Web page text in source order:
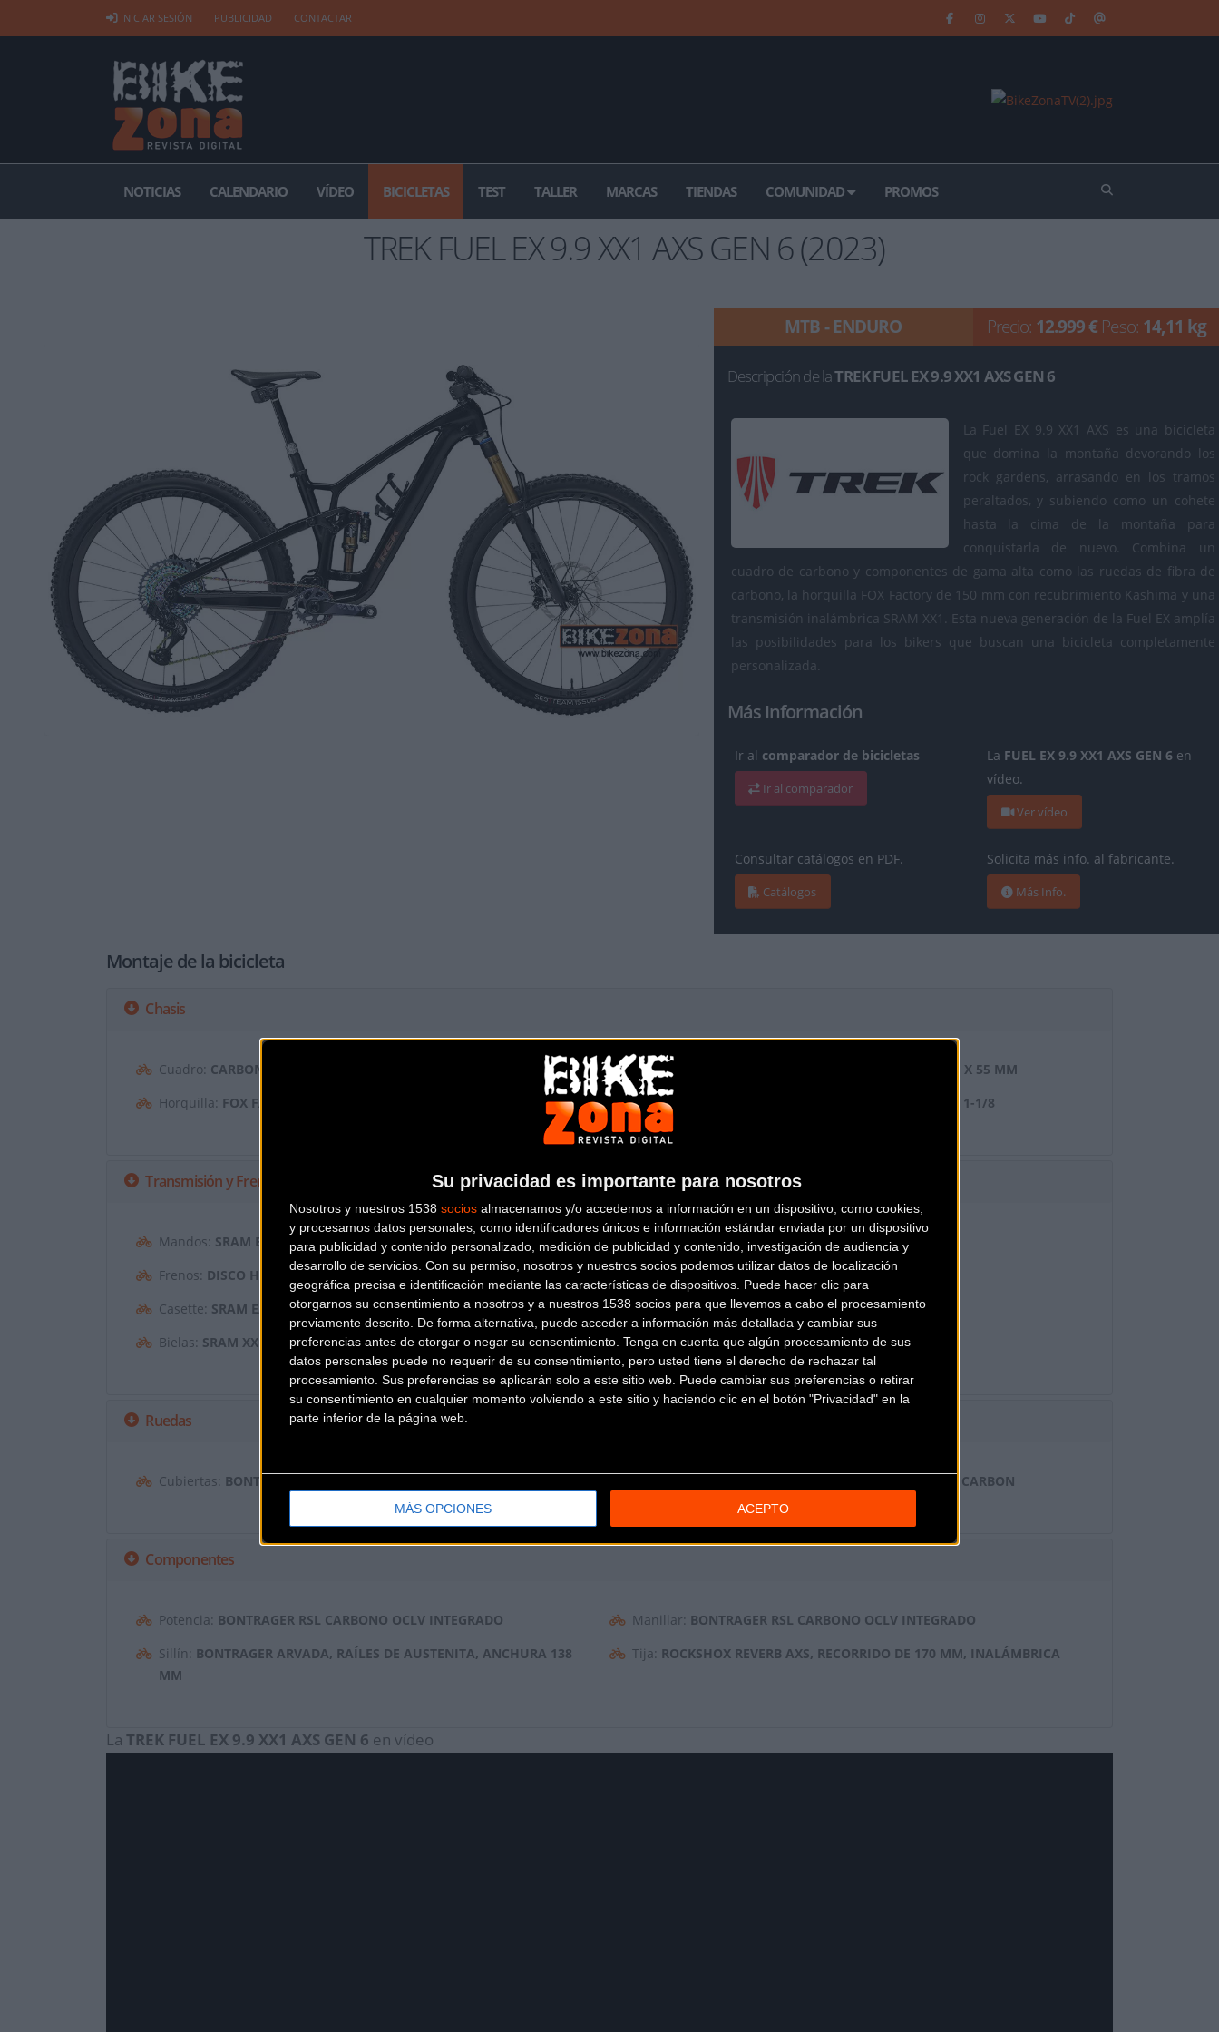
Su privacidad es importante para nosotros
Nosotros y nuestros 1538 socios almacenamos y/o accedemos a información en un dispositivo, como cookies,
y procesamos datos personales, como identificadores únicos e información estándar enviada por un dispositivo
para publicidad y contenido personalizado, medición de publicidad y contenido, investigación de audiencia y
desarrollo de servicios. Con su permiso, nosotros y nuestros socios podemos utilizar datos de localización
geográfica precisa e identificación mediante las características de dispositivos. Puede hacer clic para
otorgarnos su consentimiento a nosotros y a nuestros 1538 socios para que llevemos a cabo el procesamiento
previamente descrito. De forma alternativa, puede acceder a información más detallada y cambiar sus
preferencias antes de otorgar o negar su consentimiento. Tenga en cuenta que algún procesamiento de sus
datos personales puede no requerir de su consentimiento, pero usted tiene el derecho de rechazar tal
procesamiento. Sus preferencias se aplicarán solo a este sitio web. Puede cambiar sus preferencias o retirar
su consentimiento en cualquier momento volviendo a este sitio y haciendo clic en el botón "Privacidad" en la
parte inferior de la página web.
MÁS OPCIONES ACEPTO
INICIAR SESIÓN PUBLICIDAD CONTACTAR
NOTICIAS CALENDARIO VÍDEO BICICLETAS TEST TALLER MARCAS TIENDAS COMUNIDAD PROMOS
TREK FUEL EX 9.9 XX1 AXS GEN 6 (2023)
MTB - ENDURO Precio: 12.999 €Peso: 14,11 kg
Descripción de laTREK FUEL EX 9.9 XX1 AXS GEN 6
La Fuel EX 9.9 XX1 AXS es una bicicleta
que domina la montaña devorando los
rock gardens, arrasando en los tramos
peraltados, y subiendo como un cohete
hasta la cima de la montaña para
conquistarla de nuevo. Combina un
cuadro de carbono y componentes de gama alta como las ruedas de fibra de
carbono, la horquilla FOX Factory de 150 mm con recubrimiento Kashima y una
transmisión inalámbrica SRAM XX1. Esta nueva generación de la Fuel EX amplía
las posibilidades para los bikers que buscan una bicicleta completamente
personalizada.
Más Información
Ir al comparador de bicicletas
Ir al comparador
La FUEL EX 9.9 XX1 AXS GEN 6en
vídeo.
Ver vídeo
Consultar catálogos en PDF.
Catálogos
Solicita más info. al fabricante.
Más Info.
Montaje de la bicicleta
Chasis
Cuadro: CARBONO OCLV MOUNTAIN Amortiguador:
FOX PERFORMANCE FLOAT X, 185 MM X 55 MM
Horquilla: FOX FACTORY 36 FLOAT EVOL 150 MM Dirección: RODAMIENTO DE CARTUCHO INTEGRADO, 1-1/8
Transmisión y Frenos
Mandos: SRAM EAGLE AXS, INALÁMBRICA, 12 V Cambio:SRAM XX1 EAGLE AXS
Frenos: DISCO HIDRÁULICO SRAM CODE RSC Manetas:DISCO HIDRÁULICO SRAM CODE RSC
Casette: SRAM EAGLE XG-1299, 10-52, 12 V Cadena:SRAM XX1 EAGLE, 12 V
Bielas: SRAM XX1 EAGLE DUB 30T 170 MM
Ruedas
Cubiertas: BONTRAGER SE5 TEAM ISSUE, TUBELESS READY, 29 X 2,50 BONTRAGER LINE PRO 30, OCLV MOUNTAIN CARBON
Componentes
Potencia: BONTRAGER RSL CARBONO OCLV INTEGRADO Manillar: BONTRAGER RSL CARBONO OCLV INTEGRADO
Sillín: BONTRAGER ARVADA, RAÍLES DE AUSTENITA, ANCHURA 138
MM
Tija: ROCKSHOX REVERB AXS, RECORRIDO DE 170 MM, INALÁMBRICA
La TREK FUEL EX 9.9 XX1 AXS GEN 6 en vídeo